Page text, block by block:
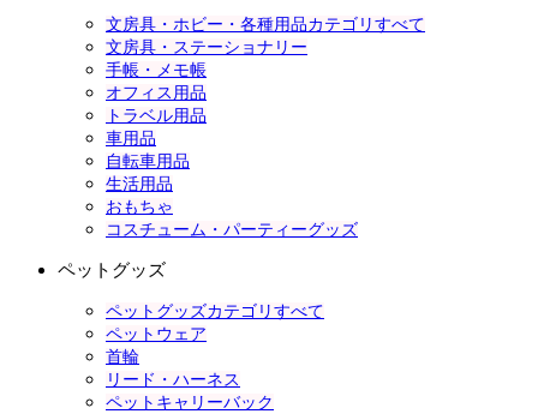
文房具・ホビー・各種用品カテゴリすべて
文房具・ステーショナリー
手帳・メモ帳
オフィス用品
トラベル用品
車用品
自転車用品
生活用品
おもちゃ
コスチューム・パーティーグッズ
ペットグッズ
ペットグッズカテゴリすべて
ペットウェア
首輪
リード・ハーネス
ペットキャリーバック